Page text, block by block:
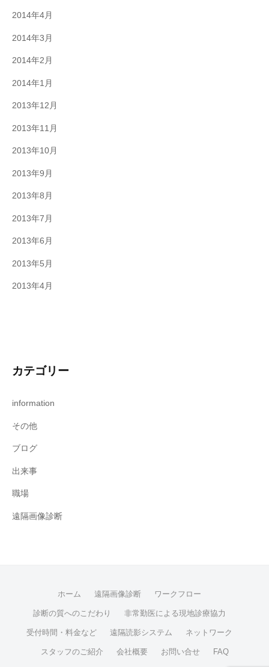
2014年4月
2014年3月
2014年2月
2014年1月
2013年12月
2013年11月
2013年10月
2013年9月
2013年8月
2013年7月
2013年6月
2013年5月
2013年4月
カテゴリー
information
その他
ブログ
出来事
職場
遠隔画像診断
ホーム 遠隔画像診断 ワークフロー
診断の質へのこだわり 非常勤医による現地診療協力
受付時間・料金など 遠隔読影システム ネットワーク
スタッフのご紹介 会社概要 お問い合せ FAQ